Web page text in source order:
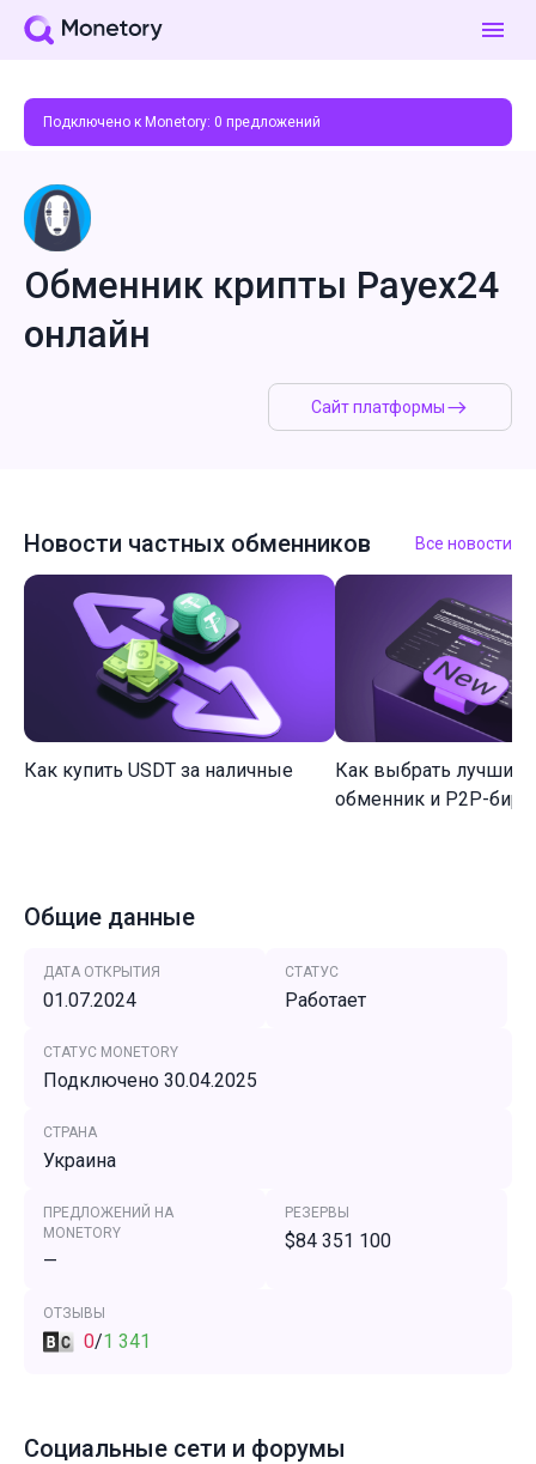
Подключено к Monetory: 0 предложений
Сайт платформы
Обменник крипты Payex24
онлайн
Новости частных обменников Все новости
Как купить USDT за наличные
Как выбрать лучший
обменник и P2P-
Общие данные
ДАТА ОТКРЫТИЯ
01.07.2024
СТАТУС
Работает
СТАТУС MONETORY
Подключено 30.04.2025
СТРАНА
Украина
ПРЕДЛОЖЕНИЙ НА
MONETORY
—
РЕЗЕРВЫ
$84 351 100
ОТЗЫВЫ
0/1 341
Социальные сети и форумы